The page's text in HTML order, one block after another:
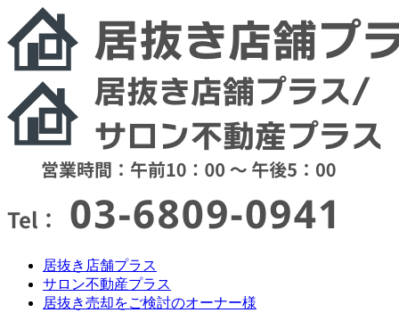
居抜き店舗プラス
サロン不動産プラス
居抜き売却をご検討のオーナー様